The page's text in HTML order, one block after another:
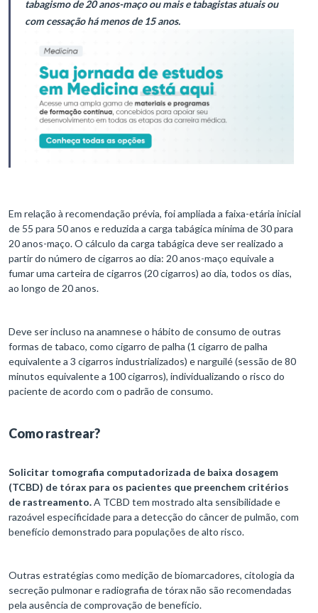
tabagismo de 20 anos-maço ou mais e tabagistas atuais ou
com cessação há menos de 15 anos.
Em relação à recomendação prévia, foi ampliada a faixa-etária inicial
de 55 para 50 anos e reduzida a carga tabágica mínima de 30 para
20 anos-maço. O cálculo da carga tabágica deve ser realizado a
partir do número de cigarros ao dia: 20 anos-maço equivale a
fumar uma carteira de cigarros (20 cigarros) ao dia, todos os dias,
ao longo de 20 anos.
Deve ser incluso na anamnese o hábito de consumo de outras
formas de tabaco, como cigarro de palha (1 cigarro de palha
equivalente a 3 cigarros industrializados) e narguilé (sessão de 80
minutos equivalente a 100 cigarros), individualizando o risco do
paciente de acordo com o padrão de consumo.
Como rastrear?
Solicitar tomografia computadorizada de baixa dosagem
(TCBD) de tórax para os pacientes que preenchem critérios
de rastreamento.A TCBD tem mostrado alta sensibilidade e
razoável especificidade para a detecção do câncer de pulmão, com
benefício demonstrado para populações de alto risco.
Outras estratégias como medição de biomarcadores, citologia da
secreção pulmonar e radiografia de tórax não são recomendadas
pela ausência de comprovação de benefício.